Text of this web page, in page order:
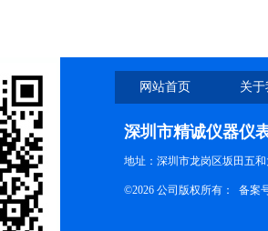
网站首页 关
深圳市精诚仪器仪
地址：深圳市龙岗区坂田五
©2026 公司版权所有： 备案